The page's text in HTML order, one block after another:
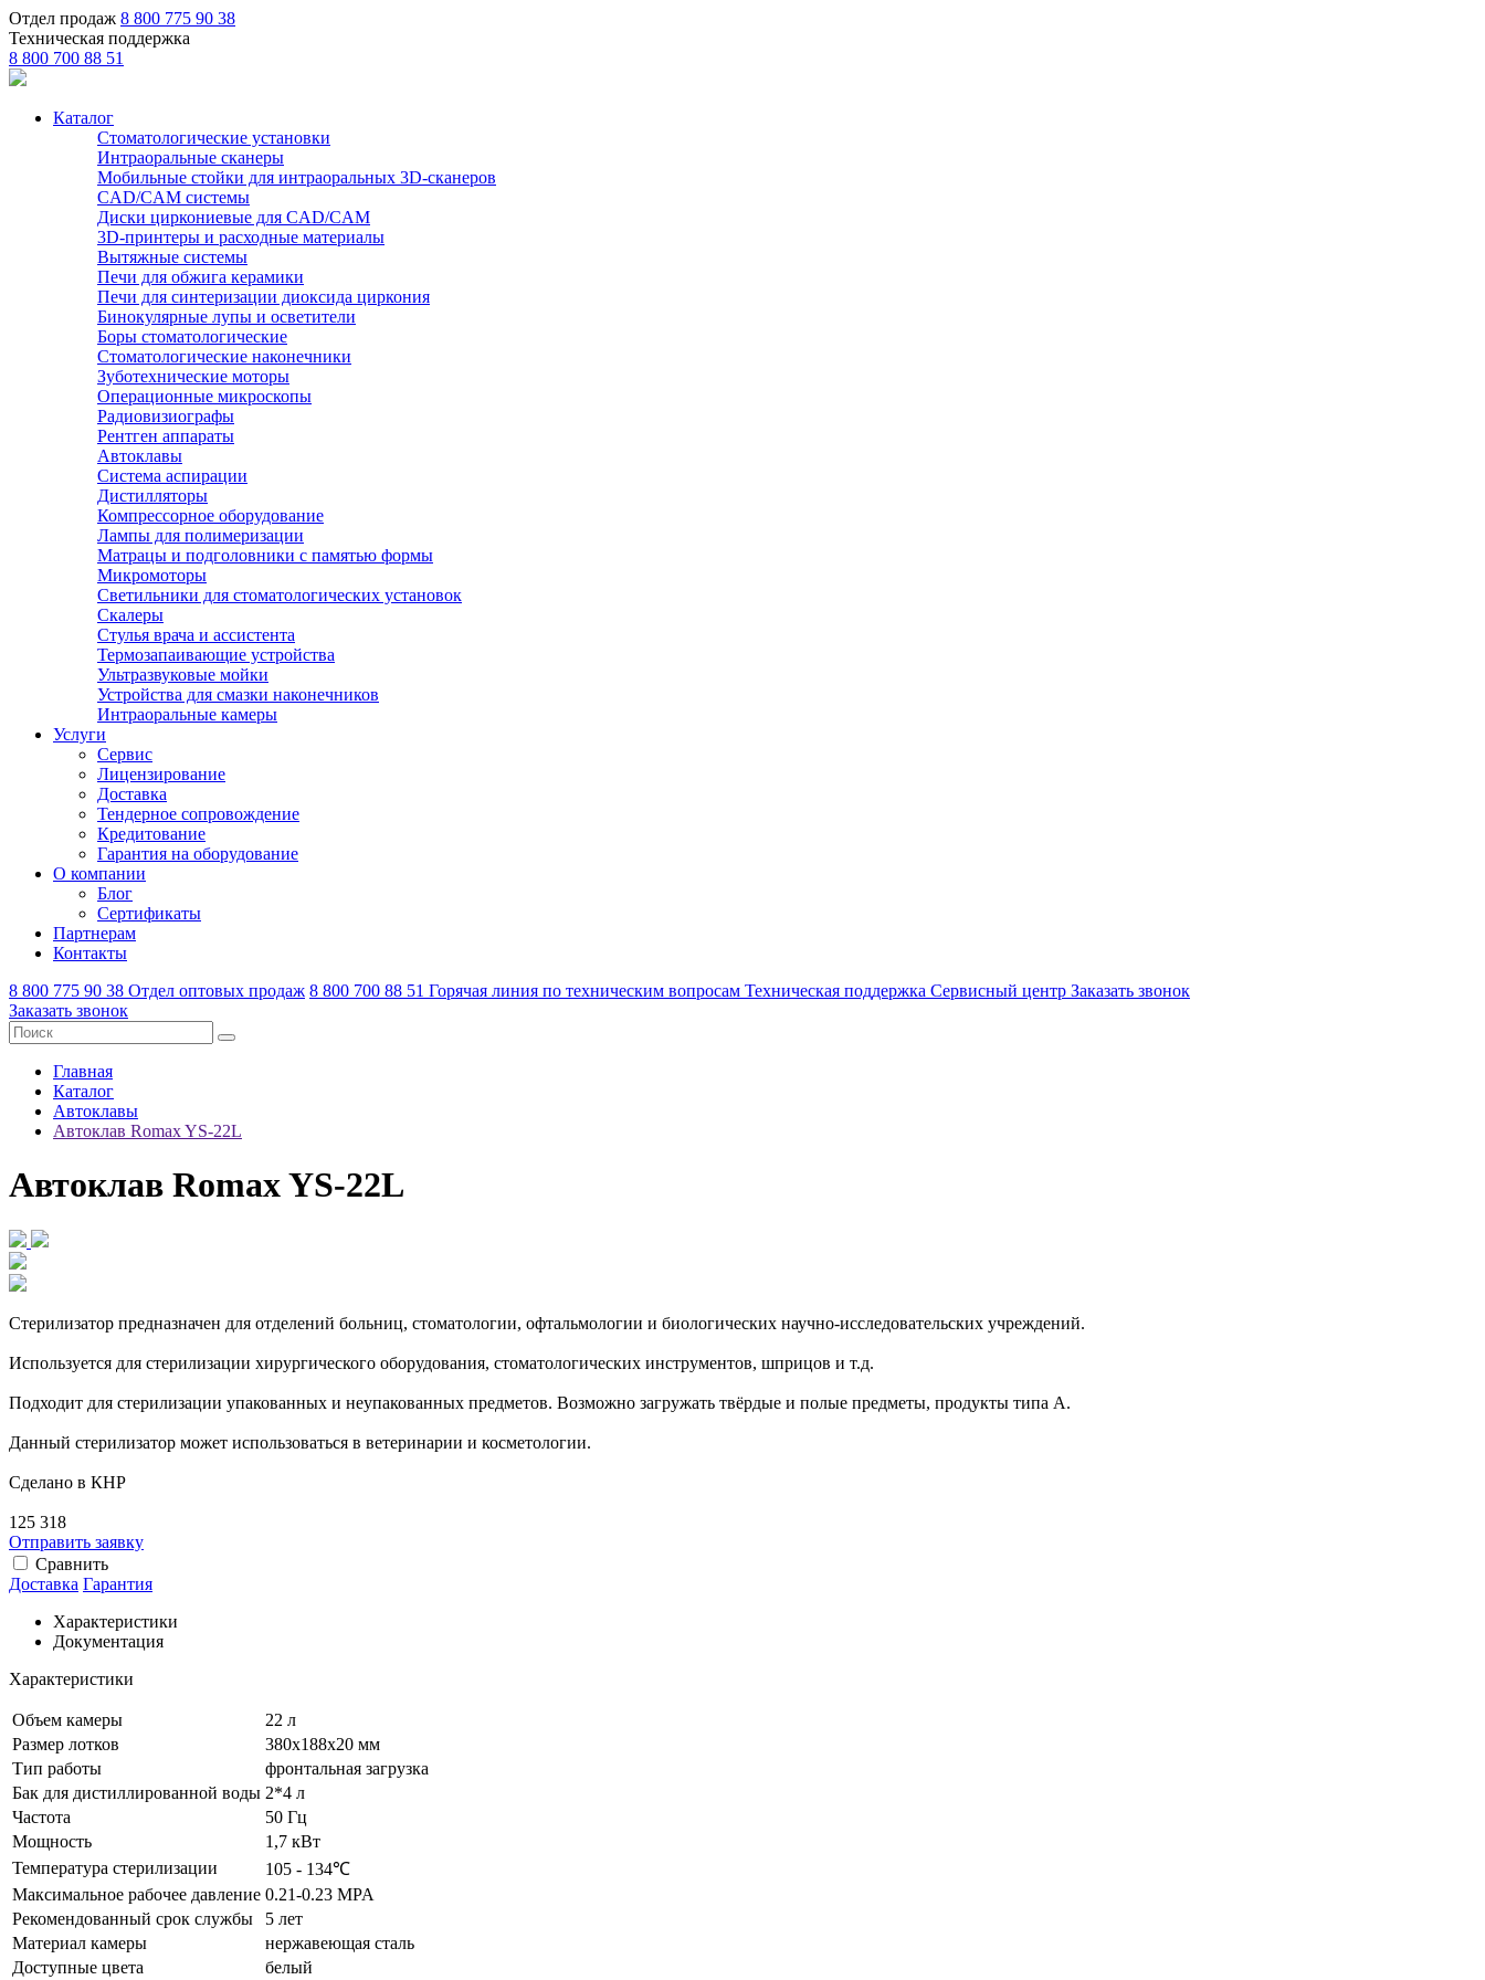
Отдел продаж 8 800 775 90 38
Техническая поддержка
8 800 700 88 51
Каталог
Стоматологические установки
Интраоральные сканеры
Мобильные стойки для интраоральных 3D-сканеров
CAD/CAM системы
Диски циркониевые для CAD/CAM
3D-принтеры и расходные материалы
Вытяжные системы
Печи для обжига керамики
Печи для синтеризации диоксида циркония
Бинокулярные лупы и осветители
Боры стоматологические
Стоматологические наконечники
Зуботехнические моторы
Операционные микроскопы
Радиовизиографы
Рентген аппараты
Автоклавы
Система аспирации
Дистилляторы
Компрессорное оборудование
Лампы для полимеризации
Матрацы и подголовники с памятью формы
Микромоторы
Светильники для стоматологических установок
Скалеры
Стулья врача и ассистента
Термозапаивающие устройства
Ультразвуковые мойки
Устройства для смазки наконечников
Интраоральные камеры
Услуги
Сервис
Лицензирование
Доставка
Тендерное сопровождение
Кредитование
Гарантия на оборудование
О компании
Блог
Сертификаты
Партнерам
Контакты
8 800 775 90 38 Отдел оптовых продаж 8 800 700 88 51 Горячая линия по техническим вопросам Техническая поддержка Сервисный центр Заказать звонок
Заказать звонок
Главная
Каталог
Автоклавы
Автоклав Romax YS-22L
Автоклав Romax YS-22L
Стерилизатор предназначен для отделений больниц, стоматологии, офтальмологии и биологических научно-исследовательских учреждений.
Используется для стерилизации хирургического оборудования, стоматологических инструментов, шприцов и т.д.
Подходит для стерилизации упакованных и неупакованных предметов. Возможно загружать твёрдые и полые предметы, продукты типа А.
Данный стерилизатор может использоваться в ветеринарии и косметологии.
Сделано в КНР
125 318
Отправить заявку
Сравнить
Доставка Гарантия
Характеристики
Документация
Характеристики
Объем камеры
22 л
Размер лотков
380х188х20 мм
Тип работы
фронтальная загрузка
Бак для дистиллированной воды 2*4 л
Частота
50 Гц
Мощность
1,7 кВт
Температура стерилизации
105 - 134℃
Максимальное рабочее давление 0.21-0.23 MPA
Рекомендованный срок службы
5 лет
Материал камеры
нержавеющая сталь
Доступные цвета
белый